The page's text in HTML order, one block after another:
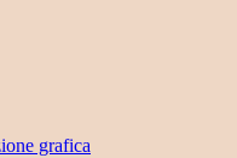
grafica